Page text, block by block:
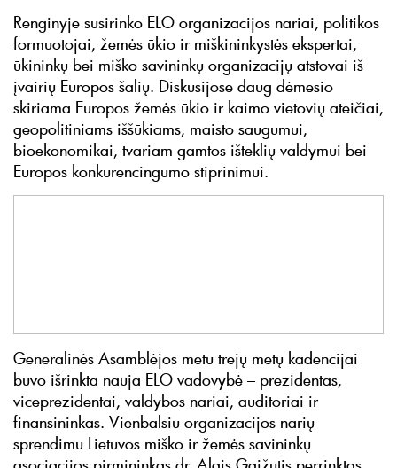
Renginyje susirinko ELO organizacijos nariai, politikos
formuotojai, žemės ūkio ir miškininkystės ekspertai,
ūkininkų bei miško savininkų organizacijų atstovai iš
įvairių Europos šalių. Diskusijose daug dėmesio
skiriama Europos žemės ūkio ir kaimo vietovių ateičiai,
geopolitiniams iššūkiams, maisto saugumui,
bioekonomikai, tvariam gamtos išteklių valdymui bei
Europos konkurencingumo stiprinimui.
Generalinės Asamblėjos metu trejų metų kadencijai
buvo išrinkta nauja ELO vadovybė – prezidentas,
viceprezidentai, valdybos nariai, auditoriai ir
finansininkas. Vienbalsiu organizacijos narių
sprendimu Lietuvos miško ir žemės savininkų